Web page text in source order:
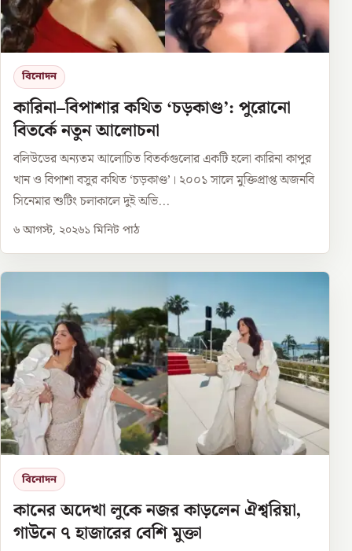
বিনোদন
কারিনা–বিপাশার কথিত ‘চড়কাণ্ড’: পুরোনো
বিতর্কে নতুন আলোচনা
বলিউডের অন্যতম আলোচিত বিতর্কগুলোর একটি হলো কারিনা কাপুর
খান ও বিপাশা বসুর কথিত ‘চড়কাণ্ড’। ২০০১ সালে মুক্তিপ্রাপ্ত অজনবি
সিনেমার শুটিং চলাকালে দুই অভি...
৬ আগস্ট, ২০২৬১ মিনিট পাঠ
বিনোদন
কানের অদেখা লুকে নজর কাড়লেন ঐশ্বরিয়া,
গাউনে ৭ হাজারের বেশি মুক্তা